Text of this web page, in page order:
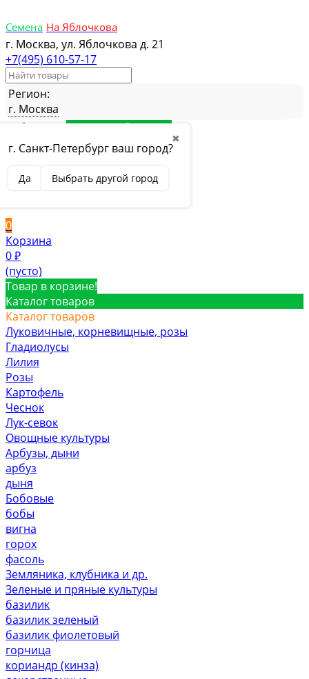
Семена На Яблочкова
г. Москва, ул. Яблочкова д. 21
+7(495) 610-57-17
Регион:
г. Москва
✖
г. Санкт-Петербург ваш город?
Да Выбрать другой город
Избранное Товар в избранном
СравнениеТовар в сравнении
Вход
Вход
0
Корзина
0 ₽
(пусто)
Товар в корзине!
Каталог товаров
Каталог товаров
Луковичные, корневищные, розы
Гладиолусы
Лилия
Розы
Картофель
Чеснок
Лук-севок
Овощные культуры
Арбузы, дыни
арбуз
дыня
Бобовые
бобы
вигна
горох
фасоль
Земляника, клубника и др.
Зеленые и пряные культуры
базилик
базилик зеленый
базилик фиолетовый
горчица
кориандр (кинза)